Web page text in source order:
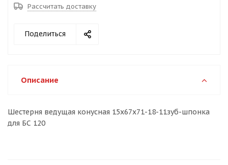
Рассчитать доставку
Поделиться
Описание
Шестерня ведущая конусная 15х67х71-18-11зуб-шпонка
для БС 120